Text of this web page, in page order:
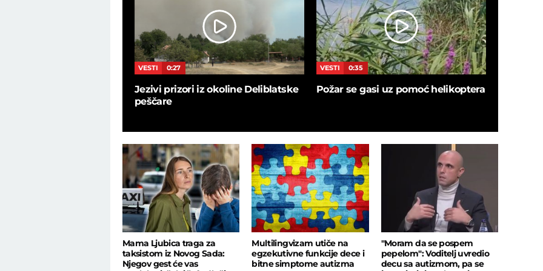
VESTI 0:27
Jezivi prizori iz okoline Deliblatske
peščare
VESTI 0:35
Požar se gasi uz pomoć helikoptera
Mama Ljubica traga za
taksistom iz Novog Sada:
Njegov gest će vas
Multilingvizam utiče na
egzekutivne funkcije dece i
bitne simptome autizma
"Moram da se pospem
pepelom": Voditelj uvredio
decu sa autizmom, pa se